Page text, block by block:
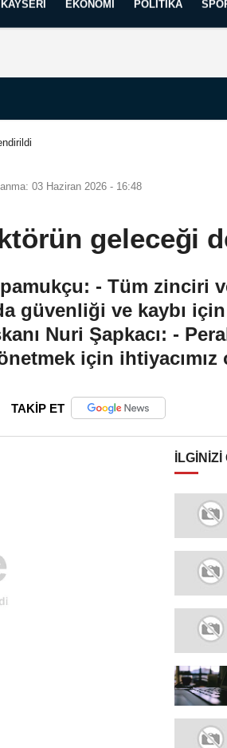
KAYSERI EKONOMI POLITIKA
03 Haziran 2026 - 16:48
geleceği
- Tüm zinciri
güvenliği ve kaybı
Nuri Şapkacı: -
için ihtiyacımız
TAKİP ET